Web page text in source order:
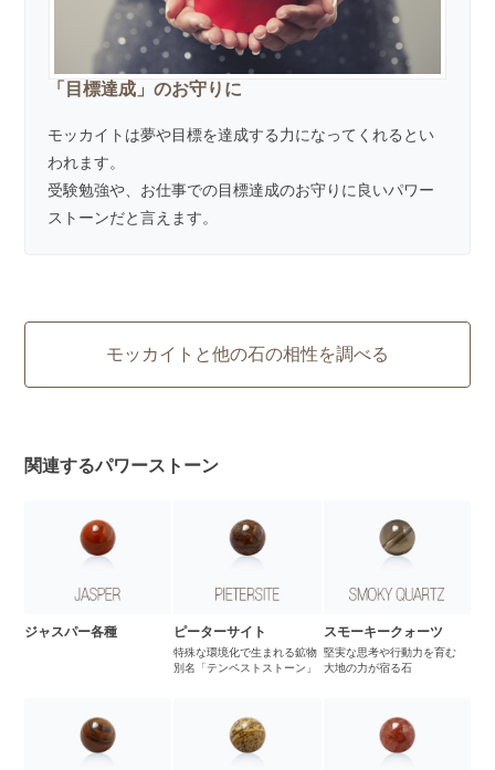
「目標達成」のお守りに
モッカイトは夢や目標を達成する力になってくれるとい
われます。
受験勉強や、お仕事での目標達成のお守りに良いパワー
ストーンだと言えます。
モッカイトと他の石の相性を調べる
関連するパワーストーン
ジャスパー各種 ピーターサイト
特殊な環境化で生まれる鉱物
別名「テンペストストーン」
スモーキークォーツ
堅実な思考や行動力を育む
大地の力が宿る石